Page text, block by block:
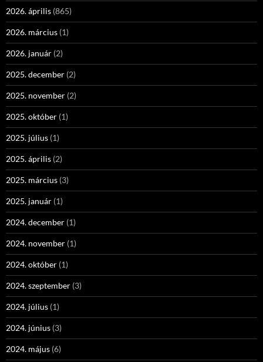
2026. április (865)
2026. március (1)
2026. január (2)
2025. december (2)
2025. november (2)
2025. október (1)
2025. július (1)
2025. április (2)
2025. március (3)
2025. január (1)
2024. december (1)
2024. november (1)
2024. október (1)
2024. szeptember (3)
2024. július (1)
2024. június (3)
2024. május (6)